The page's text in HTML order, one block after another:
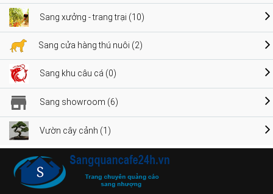
Sang xưởng - trang trại (10)
Sang cửa hàng thú nuôi (2)
Sang khu câu cá (0)
Sang showroom (6)
Vườn cây cảnh (1)